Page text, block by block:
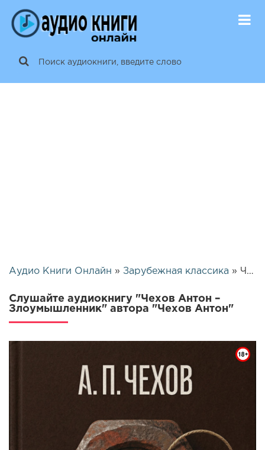
Аудио Книги Онлайн » Зарубежная классика » Чехов Антон – Злоумышленник | 25556
Слушайте аудиокнигу "Чехов Антон –
Злоумышленник" автора "Чехов Антон"